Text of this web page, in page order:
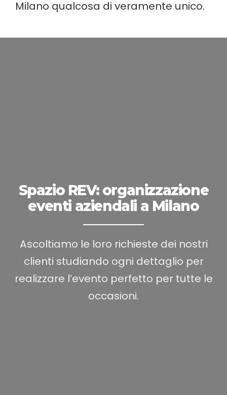
Milano qualcosa di veramente unico.
Spazio REV: organizzazione
eventi aziendali a Milano
Ascoltiamo le loro richieste dei nostri
clienti studiando ogni dettaglio per
realizzare l’evento perfetto per tutte le
occasioni.